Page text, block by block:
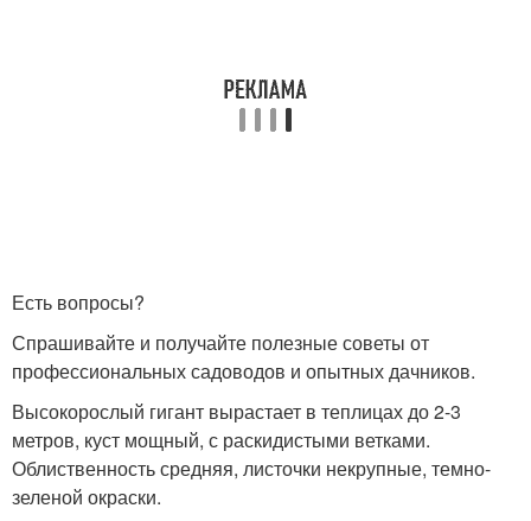
Есть вопросы?
Спрашивайте и получайте полезные советы от
профессиональных садоводов и опытных дачников.
Высокорослый гигант вырастает в теплицах до 2-3
метров, куст мощный, с раскидистыми ветками.
Облиственность средняя, листочки некрупные, темно-
зеленой окраски.